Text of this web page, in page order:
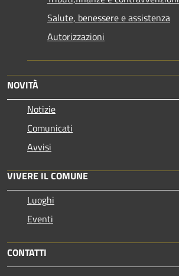
Salute, benessere e assistenza
Autorizzazioni
NOVITÀ
Notizie
Comunicati
Avvisi
VIVERE IL COMUNE
Luoghi
Eventi
CONTATTI